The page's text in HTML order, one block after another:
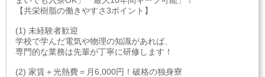
【共栄樹脂の働きやすさ3ポイント】
(1) 未経験者歓迎
学校で学んだ電気や物理の知識があれば、
専門的な業務は先輩が丁寧に研修します！
(2) 家賃＋光熱費＝月6,000円！破格の独身寮